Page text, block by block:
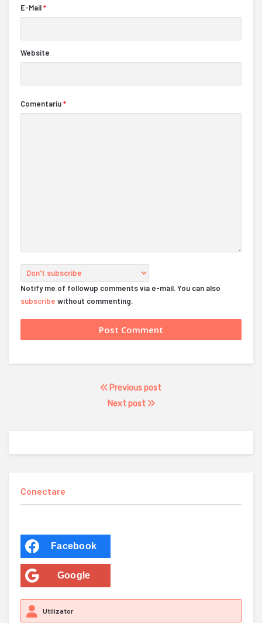
E-Mail*
Website
Comentariu*
Notify me of followup comments via e-mail. You can also
subscribe without commenting.
Previous post
Next post
Conectare
Facebook
Google